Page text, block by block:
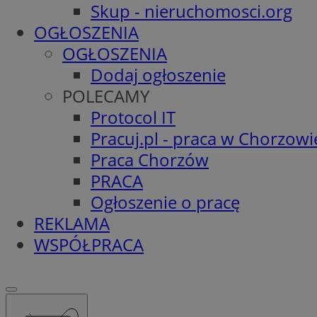
Skup - nieruchomosci.org
OGŁOSZENIA
OGŁOSZENIA
Dodaj ogłoszenie
POLECAMY
Protocol IT
Pracuj.pl - praca w
Praca Chorzów
PRACA
Ogłoszenie o pracę
REKLAMA
WSPÓŁPRACA